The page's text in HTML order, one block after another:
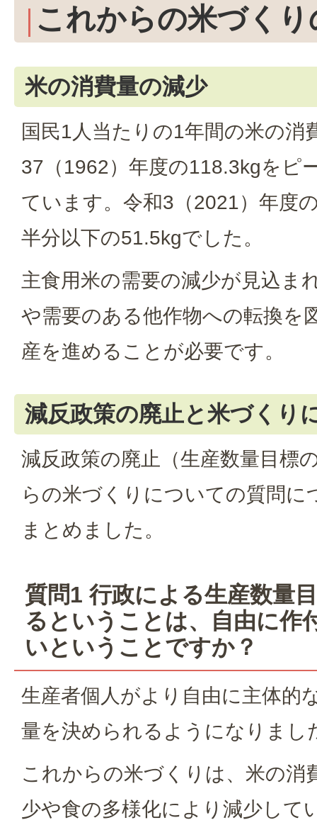
これからの米づくり
米の消費量の減少
国民1人当たりの1年間の米の消
37（1962）年度の118.3kgをピ
ています。令和3（2021）年度
半分以下の51.5kgでした。
主食用米の需要の減少が見込ま
や需要のある他作物への転換を
産を進めることが必要です。
減反政策の廃止と米づくり
減反政策の廃止（生産数量目標
らの米づくりについての質問に
まとめました。
質問1 行政による生産数量
るということは、自由に作
いということですか？
生産者個人がより自由に主体的
量を決められるようになりまし
これからの米づくりは、米の消
少や食の多様化により減少して